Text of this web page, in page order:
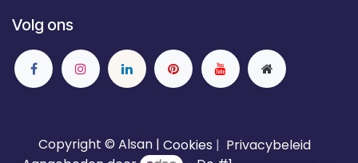
Volg ons
Copyright © Alsan | Cookies | Privacybeleid